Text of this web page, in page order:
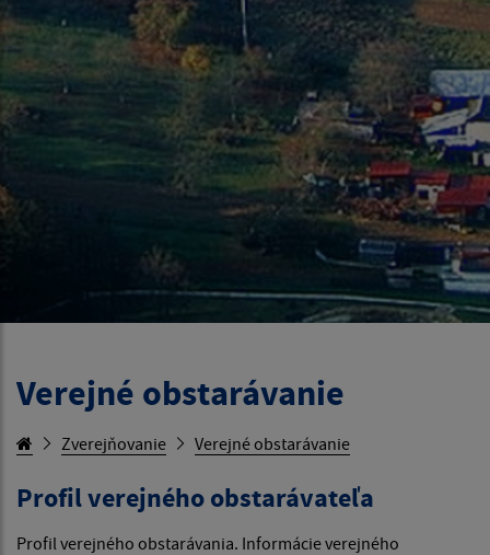
Verejné obstarávanie
Zverejňovanie Verejné obstarávanie
Profil verejného obstarávateľa
Profil verejného obstarávania. Informácie verejného